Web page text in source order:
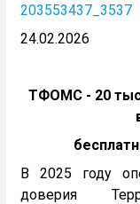
203553437_3537
24.02.2026
ТФОМС - 20
В 2025 году
доверия